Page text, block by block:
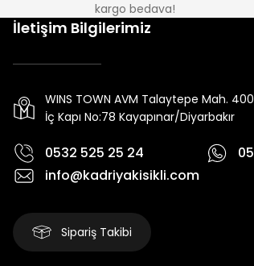
kargo bedava!
İletişim Bilgilerimiz
WINS TOWN AVM Talaytepe Mah.
İç Kapı No:78 Kayapınar/Diyarbakır
0532 525 25 24
info@kadriyakisikli.com
Sipariş Takibi